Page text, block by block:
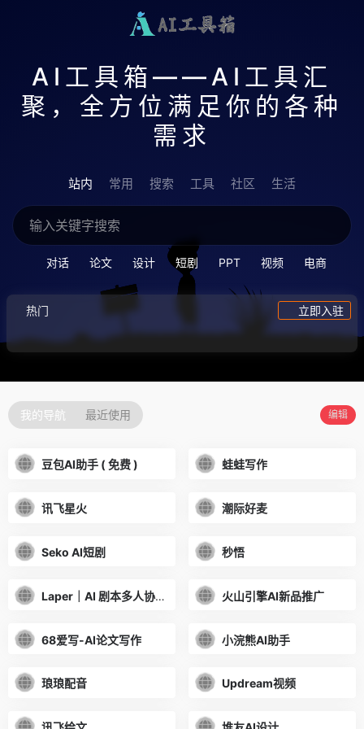
AI工具箱——AI工具汇
聚，全方位满足你的各种
需求
站内 常用 搜索 工具 社区 生活
对话 论文 设计 短剧 PPT 视频 电商
热门 立即入驻
我的导航 最近使用 编辑
豆包AI助手 ( 免费 ) 蛙蛙写作
讯飞星火 潮际好麦
Seko AI短剧 秒悟
Laper｜AI 剧本多人协作平台 火山引擎AI新品推广
68爱写-AI论文写作 小浣熊AI助手
琅琅配音 Updream视频